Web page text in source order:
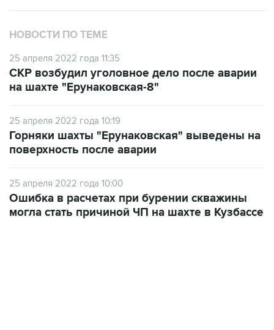
НОВОСТИ ПО ТЕМЕ
25 апреля 2022 года 11:35
СКР возбудил уголовное дело после аварии
на шахте "Ерунаковская-8"
25 апреля 2022 года 10:19
Горняки шахты "Ерунаковская" выведены на
поверхность после аварии
25 апреля 2022 года 10:00
Ошибка в расчетах при бурении скважины
могла стать причиной ЧП на шахте в Кузбассе